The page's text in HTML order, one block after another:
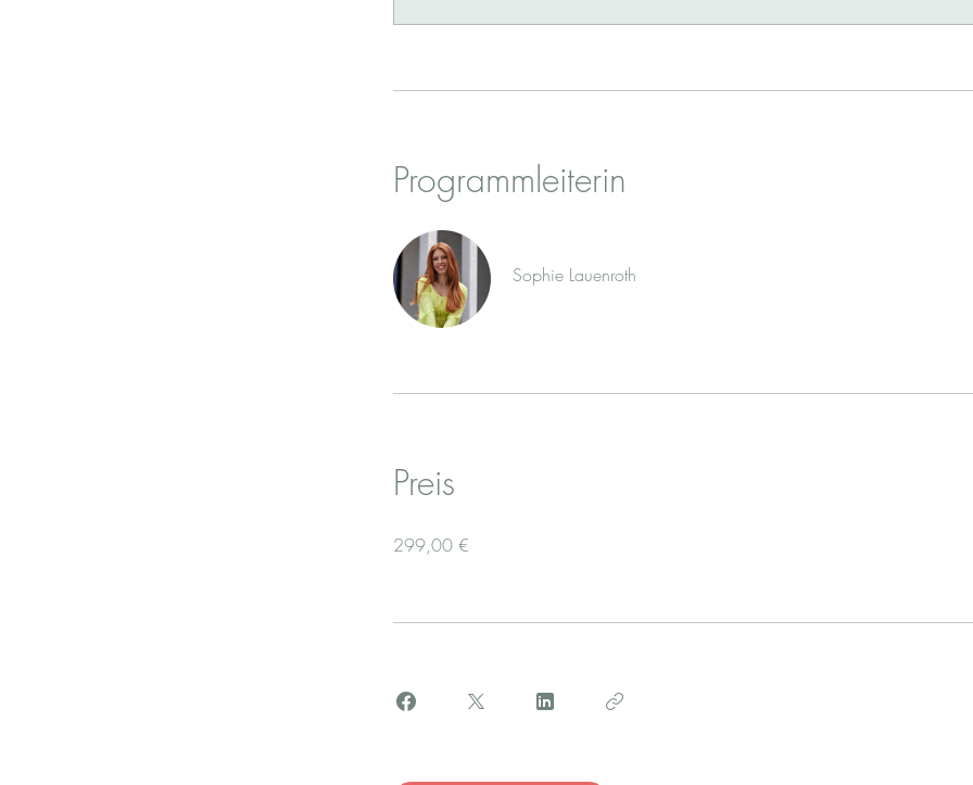
Programmleiterin
Sophie Lauenroth
Preis
299,00 €